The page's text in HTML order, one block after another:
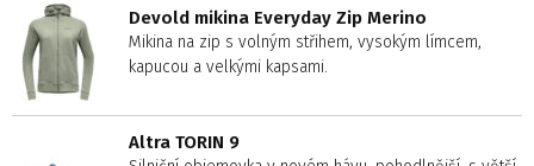
Devold mikina Everyday Zip Merino
Mikina na zip s volným střihem, vysokým límcem,
kapucou a velkými kapsami.
Altra TORIN 9